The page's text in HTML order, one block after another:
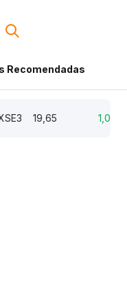
Recomendadas
19,65 1,03%